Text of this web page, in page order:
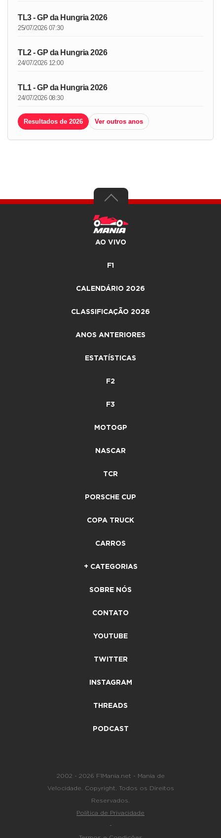
TL3 - GP da Hungria 2026
25/07/2026 07:30
TL2 - GP da Hungria 2026
24/07/2026 12:00
TL1 - GP da Hungria 2026
24/07/2026 08:30
Resultados de 2026 Ver outros anos
AO VIVO
F1
CALENDÁRIO 2026
CLASSIFICAÇÃO 2026
ANOS ANTERIORES
ESTATÍSTICAS
F2
F3
MOTOGP
NASCAR
TCR
PORSCHE CUP
COPA TRUCK
CARROS
+ CATEGORIAS
SOBRE NÓS
CONTATO
YOUTUBE
TWITTER
INSTAGRAM
THREADS
PODCAST
2002 - 2026 F1Mania.net - Mania de
Velocidade. Copyright. Todos os Direitos
Reservados.
Política de Privacidade
-